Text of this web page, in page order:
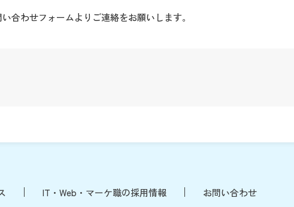
合わせフォームよりご連絡をお願いします。
IT・Web・マーケ職の採用情報 お問い合わせ